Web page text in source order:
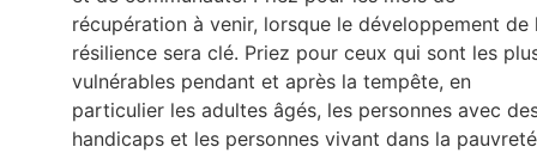
récupération à venir, lorsque le développement de
résilience sera clé. Priez pour ceux qui sont les
vulnérables pendant et après la tempête, en
particulier les adultes âgés, les personnes avec
handicaps et les personnes vivant dans la